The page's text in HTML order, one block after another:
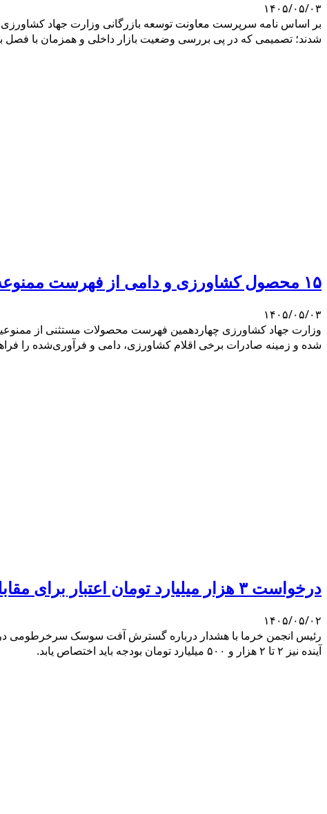
۱۴۰۵/۰۵/۰۳
بر اساس نامه سرپرست معاونت توسعه بازرگانی وزارت جهاد
شدند؛ تصمیمی که در پی بررسی وضعیت بازار داخلی و همزمان با
۱۵ محصول کشاورزی و دامی از فهرست ممنوعه صادرات خارج شدند
۱۴۰۵/۰۵/۰۳
شده و زمینه صادرات برخی اقلام کشاورزی، دامی و فرآوری‌شده را
درخواست ۳ هزار میلیارد تومان اعتبار برای مقابله با آفت سوسک سرخرطومی خرما
۱۴۰۵/۰۵/۰۲
آینده نیز ۲ تا ۲ هزار و ۵۰۰ میلیارد تومان بودجه باید اختصاص یابد.